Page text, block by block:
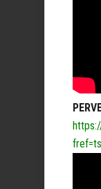
fref=ts